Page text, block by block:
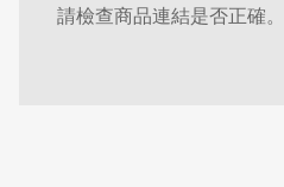
請檢查商品連結是否正確。